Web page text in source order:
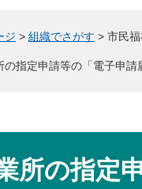
ジ > 組織でさがす > 市民
の指定申請等の「電子申
所の指定